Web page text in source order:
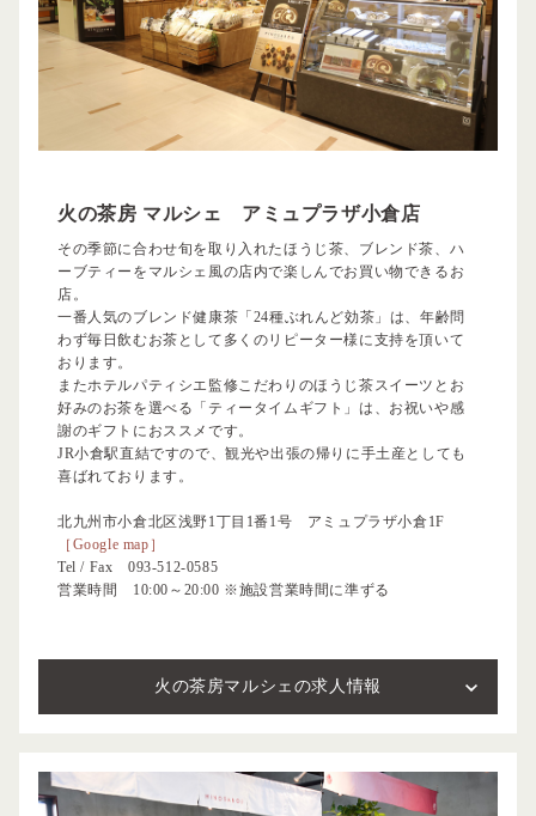
火の茶房 マルシェ アミュプラザ小倉店
その季節に合わせ旬を取り入れたほうじ茶、ブレンド茶、ハ
ーブティーをマルシェ風の店内で楽しんでお買い物できるお
店。
一番人気のブレンド健康茶「24種ぶれんど効茶」は、年齢問
わず毎日飲むお茶として多くのリピーター様に支持を頂いて
おります。
またホテルパティシエ監修こだわりのほうじ茶スイーツとお
好みのお茶を選べる「ティータイムギフト」は、お祝いや感
謝のギフトにおススメです。
JR小倉駅直結ですので、観光や出張の帰りに手土産としても
喜ばれております。
北九州市小倉北区浅野1丁目1番1号 アミュプラザ小倉1F
［Google map］
Tel / Fax 093-512-0585
営業時間 10:00～20:00 ※施設営業時間に準ずる
火の茶房マルシェの求人情報